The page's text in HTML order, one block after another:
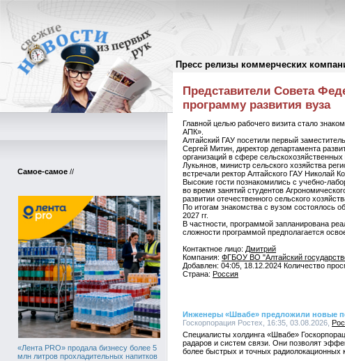
Пресс релизы коммерческих
Самое-самое //
«Лента PRO» продала бизнесу более 5
млн литров прохладительных напитков
Пресс-релизы//
Представители Совета
программу развития вуза
Главной целью рабочего визита стало
АПК».
Алтайский ГАУ посетили первый
Сергей Митин, директор департамента
организаций в сфере
Лукьянов, министр сельского хозяйства
встречали ректор Алтайского ГАУ Николай
Высокие гости познакомились с учебно-
во время занятий студентов
развитии отечественного сельского
По итогам знакомства с вузом состоялось
2027 гг.
В частности, программой запланирована
сложности программой предполагается
Контактное лицо: Дмитрий
Компания: ФГБОУ ВО "Алтайский
Добавлен: 04:05, 18.12.2024 Количество
Страна: Россия
Инженеры «Швабе» предложили новые
Госкорпорация Ростех, 16:35, 03.08.2026,
Специалисты холдинга «Швабе»
радаров и систем связи. Они позволят
более быстрых и точных радиолокационных